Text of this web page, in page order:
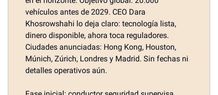
vehículos antes de 2029. CEO Dara
Khosrowshahi lo deja claro: tecnología lista,
dinero disponible, ahora toca reguladores.
Ciudades anunciadas: Hong Kong, Houston,
Múnich, Zúrich, Londres y Madrid. Sin fechas ni
detalles operativos aún.